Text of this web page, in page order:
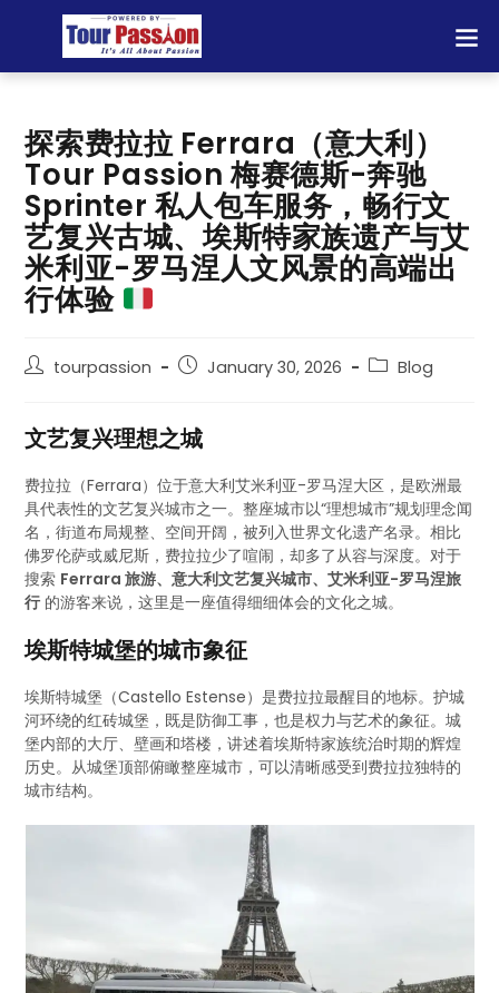
探索费拉拉 Ferrara（意大利）
Tour Passion 梅赛德斯-奔驰
Sprinter 私人包车服务，畅行文
艺复兴古城、埃斯特家族遗产与艾
米利亚-罗马涅人文风景的高端出
行体验
tourpassion January 30, 2026 Blog
文艺复兴理想之城
费拉拉（Ferrara）位于意大利艾米利亚-罗马涅大区，是欧洲最
具代表性的文艺复兴城市之一。整座城市以“理想城市”规划理念闻
名，街道布局规整、空间开阔，被列入世界文化遗产名录。相比
佛罗伦萨或威尼斯，费拉拉少了喧闹，却多了从容与深度。对于
搜索 Ferrara 旅游、意大利文艺复兴城市、艾米利亚-罗马涅旅
行 的游客来说，这里是一座值得细细体会的文化之城。
埃斯特城堡的城市象征
埃斯特城堡（Castello Estense）是费拉拉最醒目的地标。护城
河环绕的红砖城堡，既是防御工事，也是权力与艺术的象征。城
堡内部的大厅、壁画和塔楼，讲述着埃斯特家族统治时期的辉煌
历史。从城堡顶部俯瞰整座城市，可以清晰感受到费拉拉独特的
城市结构。